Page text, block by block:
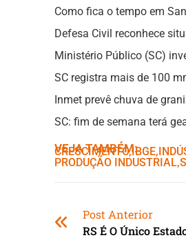
Como fica o tempo em
Defesa Civil reconhece
Ministério Público (SC)
SC registra mais de 100
Inmet prevê chuva de
SC: fim de semana terá
VEJA TAMBÉM:
CRESCIMENTO,ㅤIBGE,ㅤ
PRODUÇÃO INDUSTRIAL,ㅤ
Post Anterior